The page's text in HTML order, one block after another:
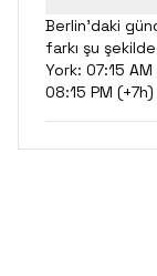
Berlin'daki
farkı şu
York: 07:15
08:15 PM (+7h)